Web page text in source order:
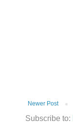
Newer Post
Subscribe to: